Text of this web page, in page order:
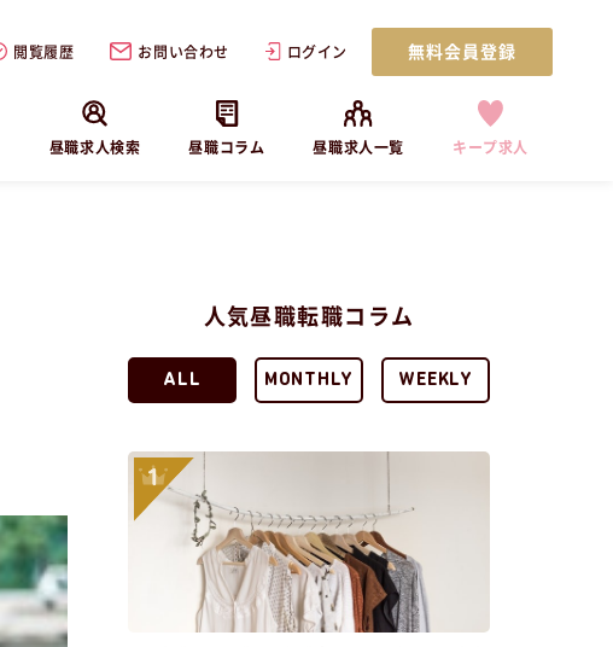
閲覧履歴 お問い合わせ ログイン 無料会員登録
昼職求人検索 昼職コラム 昼職求人一覧 キープ求人
人気昼職転職コラム
ALL MONTHLY WEEKLY